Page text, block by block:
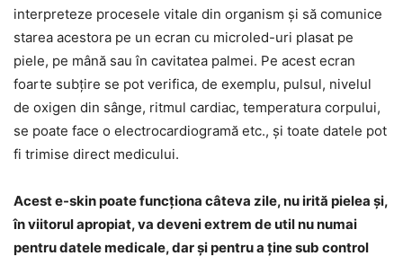
interpreteze procesele vitale din organism şi să comunice
starea acestora pe un ecran cu microled-uri plasat pe
piele, pe mână sau în cavitatea palmei. Pe acest ecran
foarte subţire se pot verifica, de exemplu, pulsul, nivelul
de oxigen din sânge, ritmul cardiac, temperatura corpului,
se poate face o electrocardiogramă etc., şi toate datele pot
fi trimise direct medicului.
Acest e-skin poate funcţiona câteva zile, nu irită pielea şi,
în viitorul apropiat, va deveni extrem de util nu numai
pentru datele medicale, dar şi pentru a ţine sub control